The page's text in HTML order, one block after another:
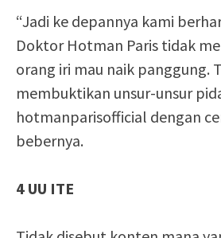
“Jadi ke depannya kami
Doktor Hotman Paris tidak
orang iri mau naik panggung.
membuktikan unsur-unsur
hotmanparisofficial dengan
bebernya.
4 UU ITE